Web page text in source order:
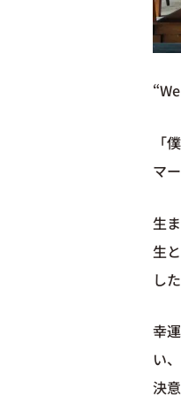
「
マ
生
生
し
幸
い
決